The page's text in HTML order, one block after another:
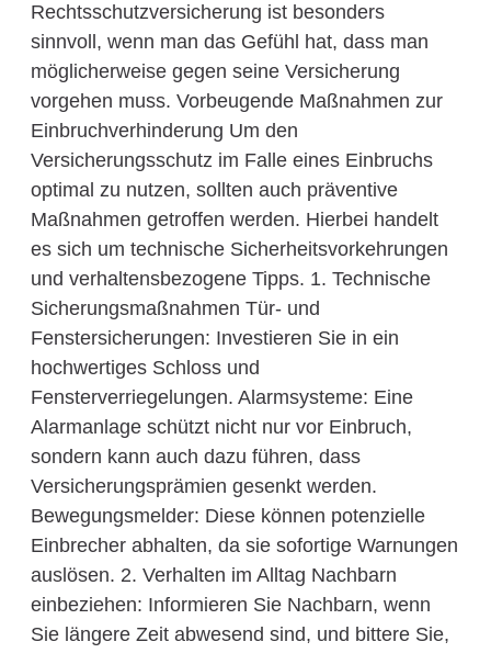
Rechtsschutzversicherung ist besonders
sinnvoll, wenn man das Gefühl hat, dass man
möglicherweise gegen seine Versicherung
vorgehen muss. Vorbeugende Maßnahmen zur
Einbruchverhinderung Um den
Versicherungsschutz im Falle eines Einbruchs
optimal zu nutzen, sollten auch präventive
Maßnahmen getroffen werden. Hierbei handelt
es sich um technische Sicherheitsvorkehrungen
und verhaltensbezogene Tipps. 1. Technische
Sicherungsmaßnahmen Tür- und
Fenstersicherungen: Investieren Sie in ein
hochwertiges Schloss und
Fensterverriegelungen. Alarmsysteme: Eine
Alarmanlage schützt nicht nur vor Einbruch,
sondern kann auch dazu führen, dass
Versicherungsprämien gesenkt werden.
Bewegungsmelder: Diese können potenzielle
Einbrecher abhalten, da sie sofortige Warnungen
auslösen. 2. Verhalten im Alltag Nachbarn
einbeziehen: Informieren Sie Nachbarn, wenn
Sie längere Zeit abwesend sind, und bittere Sie,